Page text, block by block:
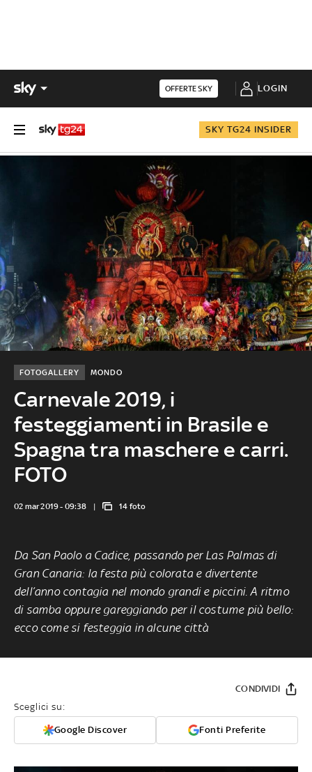
OFFERTE SKY LOGIN
SKY TG24 INSIDER
Carnevale 2019, i
festeggiamenti in Brasile e
Spagna tra maschere e carri.
FOTO
MONDO
FOTOGALLERY
02 mar 2019 - 09:38 14 foto
Da San Paolo a Cadice, passando per Las Palmas di
Gran Canaria: la festa più colorata e divertente
dell’anno contagia nel mondo grandi e piccini. A ritmo
di samba oppure gareggiando per il costume più bello:
ecco come si festeggia in alcune città
Sceglici su:
Google Discover Fonti Preferite
CONDIVIDI